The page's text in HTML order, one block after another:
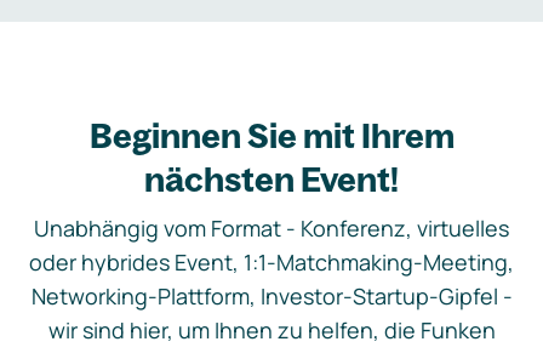
Beginnen Sie mit Ihrem
nächsten Event!
Unabhängig vom Format - Konferenz, virtuelles
oder hybrides Event, 1:1-Matchmaking-Meeting,
Networking-Plattform, Investor-Startup-Gipfel -
wir sind hier, um Ihnen zu helfen, die Funken